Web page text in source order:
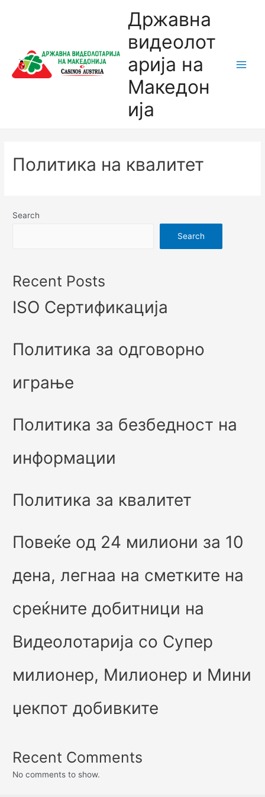
Државна
видеолот
арија на
Македон
ија
Политика на квалитет
Search
Search
Recent Posts
ISO Сертификација
Политика за одговорно
играње
Политика за безбедност на
информации
Политика за квалитет
Повеќе од 24 милиони за 10
дена, легнаа на сметките на
среќните добитници на
Видеолотарија со Супер
милионер, Милионер и Мини
џекпот добивките
Recent Comments
No comments to show.